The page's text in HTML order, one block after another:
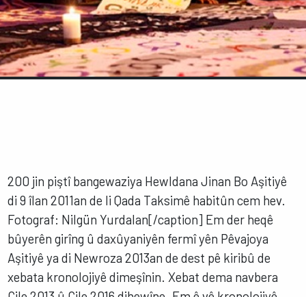
200 jin piştî bangewaziya Hewldana Jinan Bo Aşitiyê
di 9 îlan 2011an de li Qada Taksimê habitûn cem hev.
Fotograf: Nilgün Yurdalan[/caption] Em der heqê
bûyerên girîng û daxûyaniyên fermî yên Pêvajoya
Aşitiyê ya di Newroza 2013an de dest pê kiribû de
xebata kronolojiyê dimeşînin. Xebat dema navbera